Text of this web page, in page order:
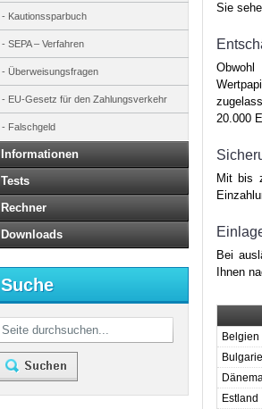
Sie
20.000
Mit bis
Bei
Ihnen
Belgien
Estland
Kautionssparbuch
SEPA – Verfahren
Überweisungsfragen
EU-Gesetz für den Zahlungsverkehr
Falschgeld
Informationen
Tests
Rechner
Downloads
Suche